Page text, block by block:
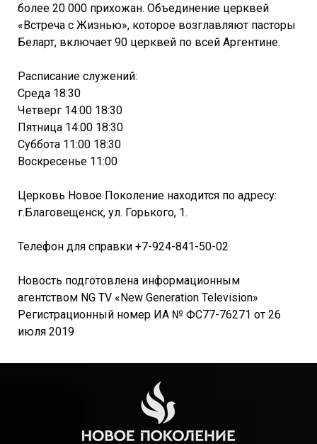
более 20 000 прихожан. Объединение церквей
«Встреча с Жизнью», которое возглавляют пасторы
Беларт, включает 90 церквей по всей Аргентине.
Расписание служений:
Среда 18:30
Четверг 14:00 18:30
Пятница 14:00 18:30
Суббота 11:00 18:30
Воскресенье 11:00
Церковь Новое Поколение находится по адресу:
г.Благовещенск, ул. Горького, 1.
Телефон для справки +7-924-841-50-02
Новость подготовлена информационным
агентством NG TV «New Generation Television»
Регистрационный номер ИА № ФС77-76271 от 26
июля 2019